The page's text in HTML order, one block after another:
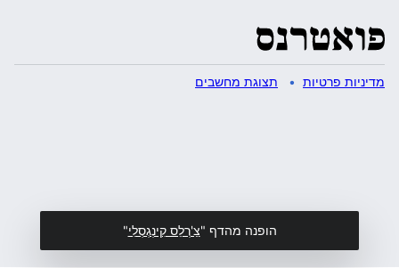
מדיניות פרטיות תצוגת מחשבים
הופנה מהדף "צַ'רְלֵס קִינְגְסְלִי"